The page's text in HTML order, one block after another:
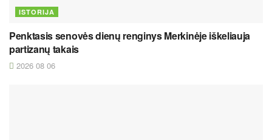
ISTORIJA
Penktasis senovės dienų renginys Merkinėje iškeliauja
partizanų takais
2026 08 06